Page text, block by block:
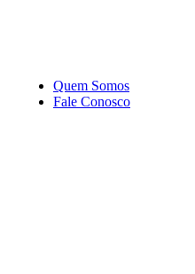
Quem Somos
Fale Conosco